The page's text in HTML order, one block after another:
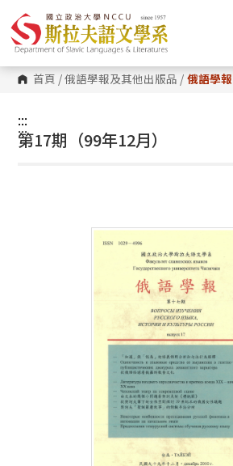
到
主
要
內
容
區 首頁 /俄語學報及其他出版品 / 俄語學報
:::
:::
第17期（99年12月）